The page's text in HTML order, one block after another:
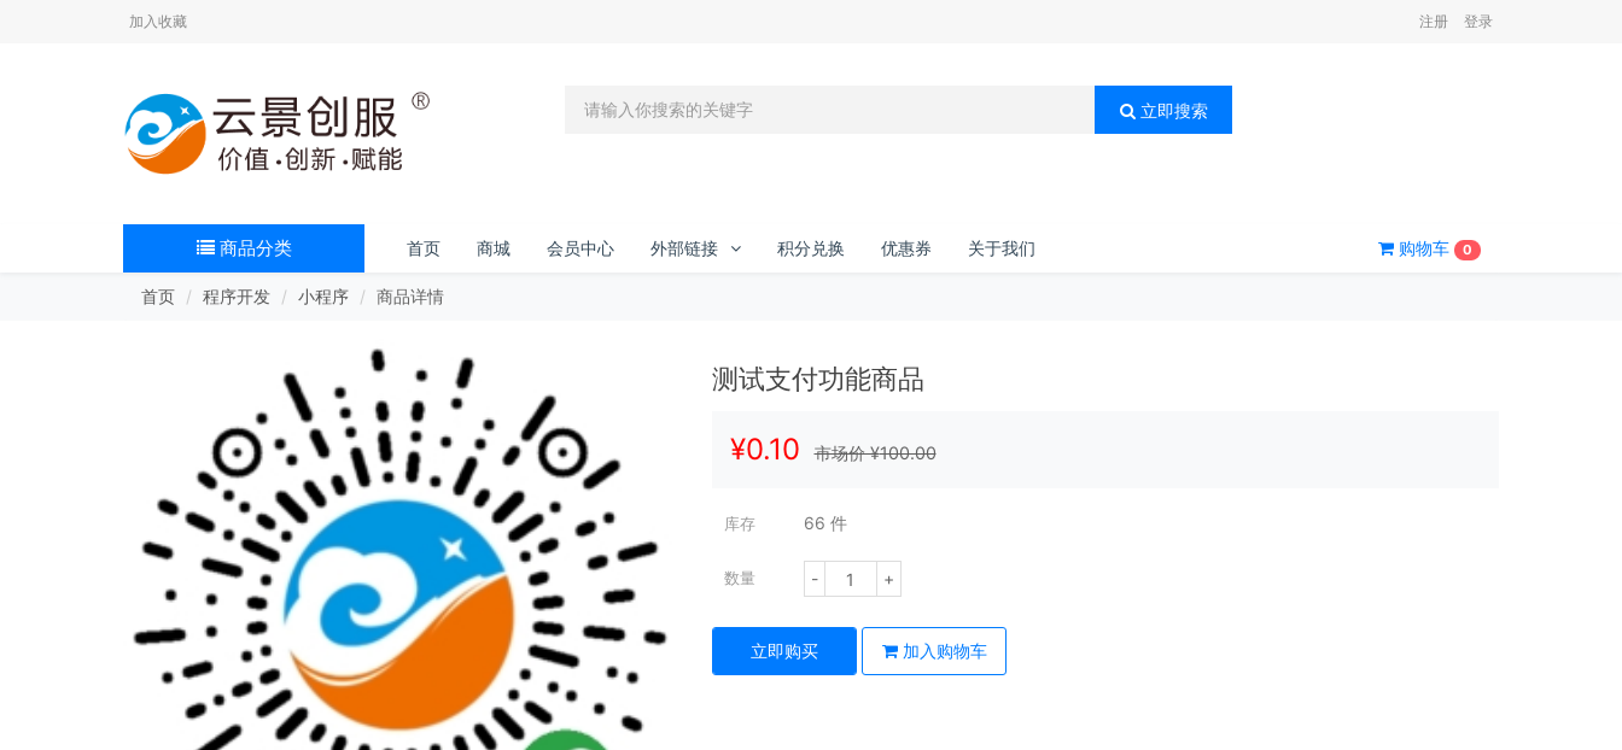
加入收藏 注册 登录
立即搜索
商品分类 首页 商城 会员中心 外部链接 积分兑换 优惠券 关于我们 购物车 0
首页 程序开发 小程序 商品详情
测试支付功能商品
¥0.10 市场价 ¥100.00
库存 66 件
数量 - +
立即购买 加入购物车